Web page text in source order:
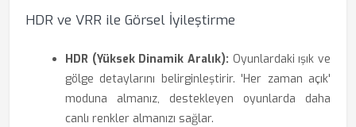
HDR ve VRR ile Görsel İyileştirme
HDR (Yüksek Dinamik Aralık): Oyunlardaki ışık ve
gölge detaylarını belirginleştirir. 'Her zaman açık'
moduna almanız, destekleyen oyunlarda daha
canlı renkler almanızı sağlar.